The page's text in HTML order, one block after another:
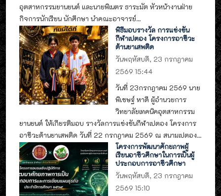
อุตสาหกรรมยานยนต์ และนายพิเนตร ธาระมัต หัวหน้างานฝ่าย
กิจการนักเรียน นักศึกษา นำคณะอาจารย์...
พิธีมอบรางวัล การแข่งขัน
กีฬาเปตอง โครงการอาชีวะ
ต้านยาเสพติด
วันพฤหัสบดี, 23 กรกฎาคม
2569 15:44
วันที่ 23กรกฎาคม 2569 นาย
พิเชษฐ์ หาดี ผู้อำนวยการ
วิทยาลัยเทคนิคอุตสาหกรรม
ยานยนต์ ให้เกียรติมอบ รางวัลการแข่งขันกีฬาเปตอง โครงการ
อาชีวะต้านยาเสพติด วันที่ 22 กรกฎาคม 2569 ณ สนามเปตอง...
โครงการพัฒนาศักยภาพผู้
เรียนอาชีวศึกษาในการเป็นผู้
ประกอบการอาชีวศึกษา
วันพฤหัสบดี, 23 กรกฎาคม
2569 15:10